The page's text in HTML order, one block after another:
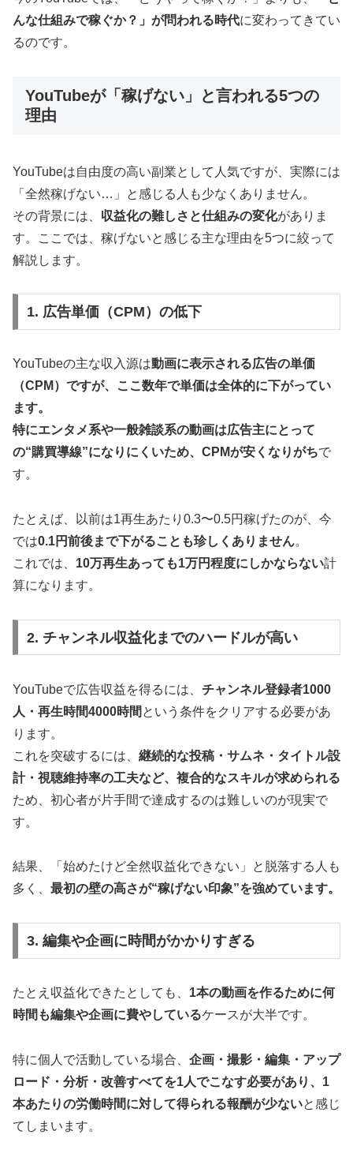
んな仕組みで稼ぐか？」が問われる時代に変わってきてい
るのです。
YouTubeが「稼げない」と言われる5つの
理由
YouTubeは自由度の高い副業として人気ですが、実際には
「全然稼げない…」と感じる人も少なくありません。
その背景には、 収益化の難しさと仕組みの変化がありま
す。ここでは、稼げないと感じる主な理由を5つに絞って
解説します。
1. 広告単価（CPM）の低下
YouTubeの主な収入源は動画に表示される広告の単価
（CPM）ですが、ここ数年で単価は全体的に下がってい
ます。
特にエンタメ系や一般雑談系の動画は広告主にとって
の“購買導線”になりにくいため、CPMが安くなりがちで
す。
たとえば、以前は1再生あたり0.3〜0.5円稼げたのが、今
では0.1円前後まで下がることも珍しくありません。
これでは、 10万再生あっても1万円程度にしかならない計
算になります。
2. チャンネル収益化までのハードルが高い
YouTubeで広告収益を得るには、 チャンネル登録者1000
人・再生時間4000時間 という条件をクリアする必要があ
ります。
これを突破するには、 継続的な投稿・サムネ・タイトル設
計・視聴維持率の工夫など、複合的なスキルが求められる
ため、初心者が片手間で達成するのは難しいのが現実で
す。
結果、「始めたけど全然収益化できない」と脱落する人も
多く、 最初の壁の高さが“稼げない印象”を強めています。
3. 編集や企画に時間がかかりすぎる
たとえ収益化できたとしても、 1本の動画を作るために何
時間も編集や企画に費やしているケースが大半です。
特に個人で活動している場合、 企画・撮影・編集・アップ
ロード・分析・改善すべてを1人でこなす必要があり、1
本あたりの労働時間に対して得られる報酬が少ないと感じ
てしまいます。